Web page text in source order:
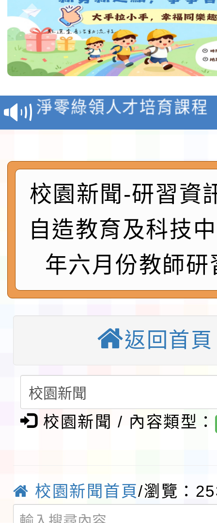
教育部校安中心白海豚
報
淨零綠領人才培育課程
檢送桃園市115學年度
及師生本土語及新住民
實施要點各1份
115年食農教育專業人
程
函轉國家通訊傳播委員
鎮韌性（防空）演習－
速演練執行計畫」
「115年金融知識線上
法」
本校115學年度第1學
第3次招考代課鐘點教
告(不再辦理後續甄選)
檢送「桃園市115學年
賽實施要點」1份
本市「115學年度學生
程安排一案
「桃園市補助參觀特色
請一案
教育部校安中心白海豚
報
淨零綠領人才培育課程
檢送桃園市115學年度
函轉國家通訊傳播委員
鎮韌性（防空）演習－
「115年金融知識線上
校園新聞-研習資
自造教育及科技
年六月份教師研
返回首頁
校園新聞 / 內容類型：
校園新聞首頁/瀏覽：